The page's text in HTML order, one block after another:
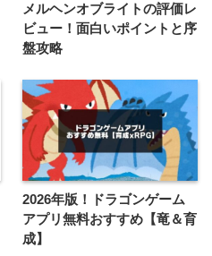
メルヘンオブライトの評価レ
ビュー！面白いポイントと序
盤攻略
2026年版！ドラゴンゲーム
アプリ無料おすすめ【竜＆育
成】